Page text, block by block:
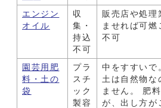
エンジン
オイル
収
集・
持込
不可
販売店や処理
ませれば可燃
不可
園芸用肥
料・土の
袋
プラ
スチ
ック
製容
中をすすいで
土は自然物な
ません。 肥
が、出し方が